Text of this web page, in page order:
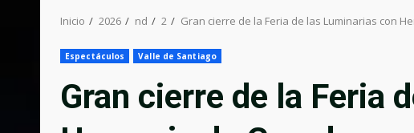
Inicio 2026 nd 2 Gran cierre de la Feria de las Luminarias con
Espectáculos Valle de Santiago
Gran cierre de la Feria